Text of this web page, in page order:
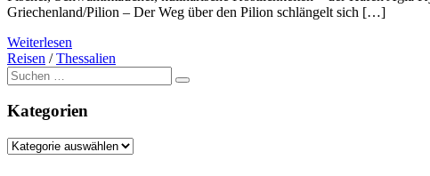
Griechenland/Pilion – Der Weg über den Pilion schlängelt sich […]
Weiterlesen
Reisen /Thessalien
Suche
nach:
Kategorien
Kategorien